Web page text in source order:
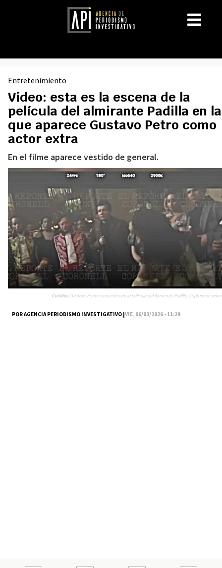
Entretenimiento
Video: esta es la escena de la
película del almirante Padilla en la
que aparece Gustavo Petro como
actor extra
En el filme aparece vestido de general.
POR AGENCIA PERIODISMO INVESTIGATIVO |VIE, 06/03/2026 - 11:29
Créditos:Gustavo Petro como extra en la película del Almirante Padilla. Captura de video